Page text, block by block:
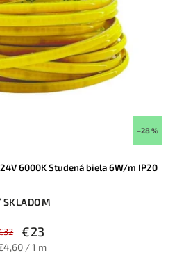
–28 %
6000K Studená biela 6W/m IP20
SKLADOM
€23
/ 1 m